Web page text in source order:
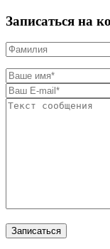
Записаться на